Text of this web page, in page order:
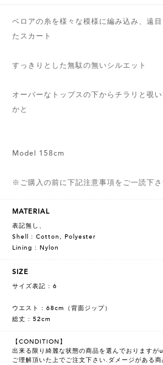
ベロアの糸を様々な模様に編み込み、遠
たスカート
すっきりとした無駄の無いシルエット
オーバーなトップスの下からチラリと覗
かと
Model 158cm
※ご購入の前に下記注意事項をご一読下さ
MATERIAL
表記無し、
Shell : Cotton, Polyester
Lining : Nylon
SIZE
サイズ表記 : 6
ウエスト : 68cm（背面ジップ）
総丈 : 52cm
【CONDITION】
出来る限り綺麗な状態の商品を選んでおります
ご理解頂いた上でご注文下さい.ダメージがある